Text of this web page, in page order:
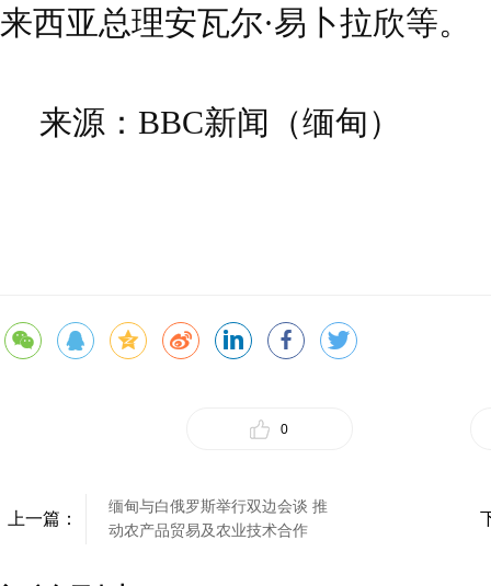
来西亚总理安瓦尔·易卜拉欣等。
来源：BBC新闻（缅甸）
0
上一篇：
缅甸与白俄罗斯举行双边会谈 推
动农产品贸易及农业技术合作